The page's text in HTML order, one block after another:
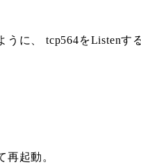
うに、 tcp564をListenす
起動。